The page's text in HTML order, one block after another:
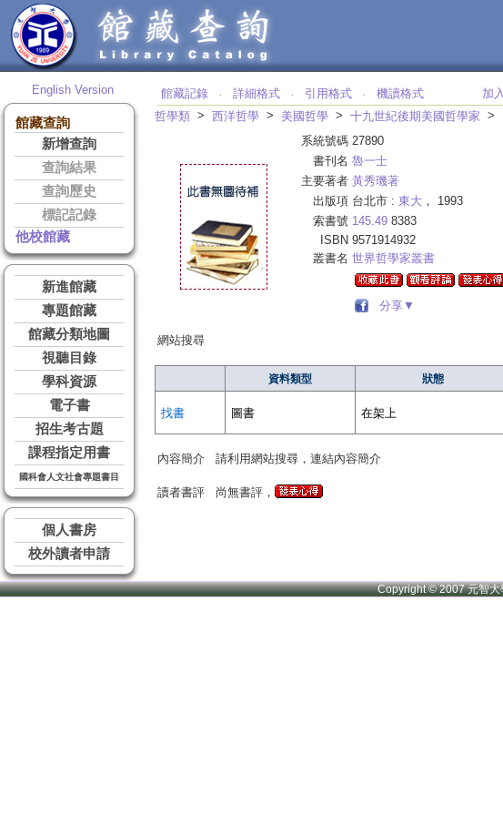
English Version
館藏查詢
新增查詢
查詢結果
查詢歷史
標記記錄
他校館藏
新進館藏
專題館藏
館藏分類地圖
視聽目錄
學科資源
電子書
招生考古題
課程指定用書
國科會人文社會專題書目
個人書房
校外讀者申請
館藏記錄 ‧ 詳細格式 ‧ 引用格式 ‧ 機讀格式 加
哲學類 > 西洋哲學 > 美國哲學 > 十九世紀後期美國哲學家 >
系統號碼 27890
書刊名 魯一士
主要著者 黃秀璣著
出版項 台北市 : 東大 ， 1993
索書號 145.49 8383
ISBN 9571914932
叢書名 世界哲學家叢書
分享▼
網站搜尋
資料類型 狀態
找書 圖書 在架上
內容簡介 請利用網站搜尋，連結內容簡介
讀者書評 尚無書評，
Copyright © 2007 元智大